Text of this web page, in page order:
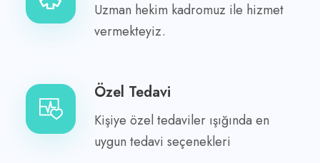
Uzman hekim kadromuz ile hizmet
vermekteyiz.
Özel Tedavi
Kişiye özel tedaviler ışığında en
uygun tedavi seçenekleri